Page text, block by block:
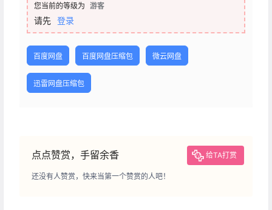
您当前的等级为 游客
请先 登录
百度网盘 百度网盘压缩包 微云网盘
迅雷网盘压缩包
点点赞赏，手留余香 给TA打赏
还没有人赞赏，快来当第一个赞赏的人吧！